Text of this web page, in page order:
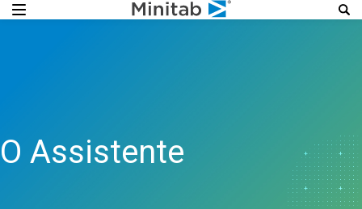
O Assistente